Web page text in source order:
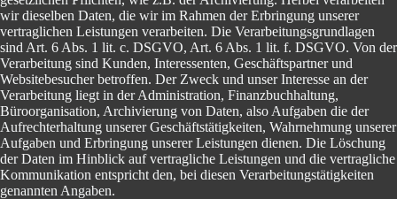
wir dieselben Daten, die wir im Rahmen der Erbringung unserer
vertraglichen Leistungen verarbeiten. Die Verarbeitungsgrundlagen
sind Art. 6 Abs. 1 lit. c. DSGVO, Art. 6 Abs. 1 lit. f. DSGVO. Von der
Verarbeitung sind Kunden, Interessenten, Geschäftspartner und
Websitebesucher betroffen. Der Zweck und unser Interesse an der
Verarbeitung liegt in der Administration, Finanzbuchhaltung,
Büroorganisation, Archivierung von Daten, also Aufgaben die der
Aufrechterhaltung unserer Geschäftstätigkeiten, Wahrnehmung unserer
Aufgaben und Erbringung unserer Leistungen dienen. Die Löschung
der Daten im Hinblick auf vertragliche Leistungen und die vertragliche
Kommunikation entspricht den, bei diesen Verarbeitungstätigkeiten
genannten Angaben.